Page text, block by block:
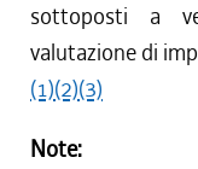
sottoposti a
valutazione di
(1)(2)(3)
Note: